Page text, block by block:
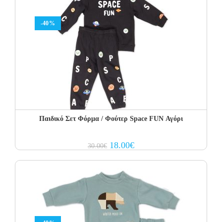
-40%
Παιδικό Σετ Φόρμα / Φούτερ Space FUN Αγόρι
30.00€ Original
price
18.00€Current
price